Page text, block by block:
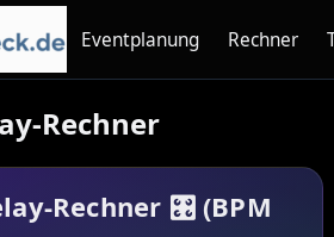
Eventplanung Rechner
Rechner
Rechner 🎛️ (BPM